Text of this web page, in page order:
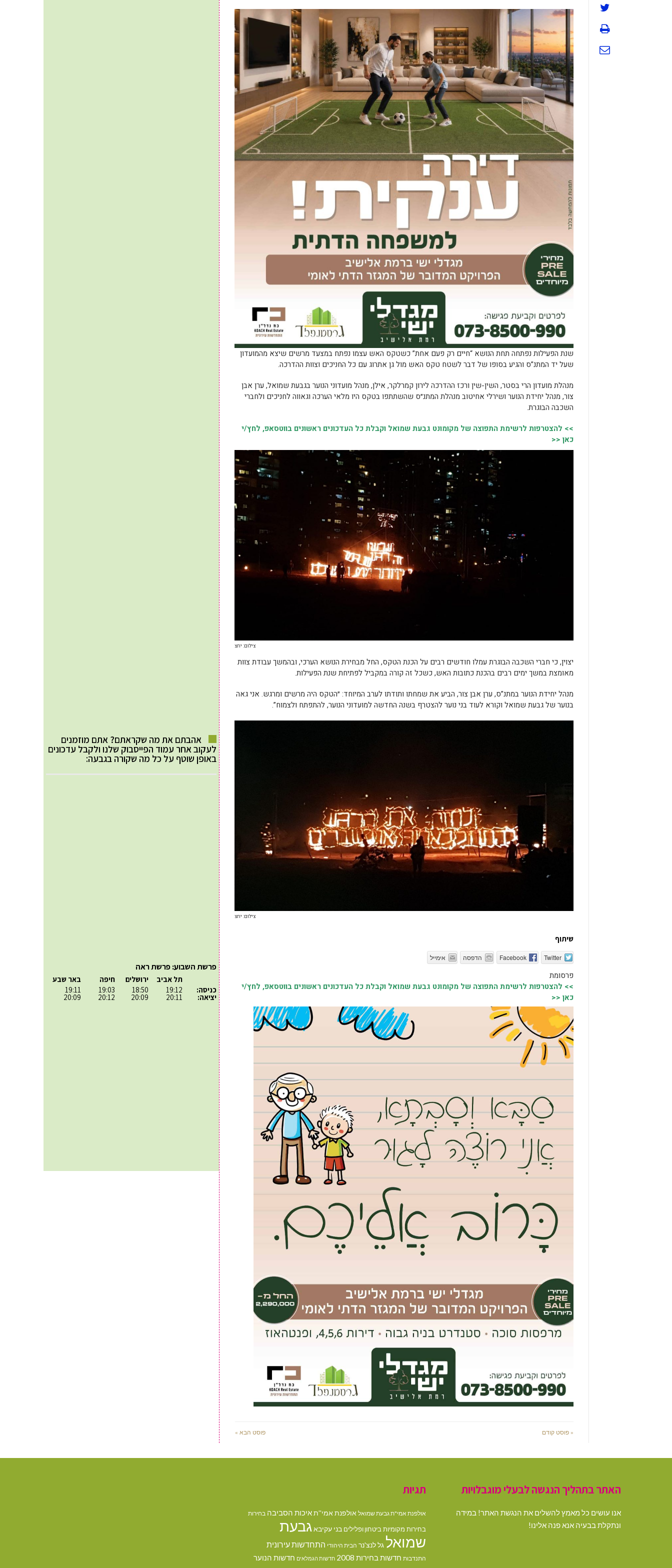
שנת הפעילות נפתחה תחת הנושא “חיים רק פעם אחת” כשטקס האש עצמו נפתח במצעד מרשים שיצא מהמועדון
שעל יד המתנ”ס והגיע בסופו של דבר לשטח טקס האש מול גן אתרוג עם כל החניכים וצוות ההדרכה.
מנהלת מועדון הרי בסטר, השין-שין ורכז ההדרכה לירון קמרלקר, אילן, מנהל מועדוני הנוער בגבעת שמואל, ערן אבן
צור, מנהל יחידת הנוער ושירלי אחיטוב מנהלת המתנ״ס שהשתתפו בטקס היו מלאי הערכה וגאווה לחניכים ולחברי
השכבה הבוגרת.
>> להצטרפות לרשימת התפוצה של מקומונט גבעת שמואל וקבלת כל העדכונים ראשונים בווטסאפ, לחץ/י
כאן <<
צילום: יחצ
יצוין, כי חברי השכבה הבוגרת עמלו חודשים רבים על הכנת הטקס, החל מבחירת הנושא הערכי, ובהמשך עבודת צוות
מאומצת במשך ימים רבים בהכנת כתובות האש, כשכל זה קורה במקביל לפתיחת שנת הפעילות.
מנהל יחידת הנוער במתנ”ס, ערן אבן צור, הביע את שמחתו ותודתו לערב המיוחד: ״הטקס היה מרשים ומרגש. אני גאה
בנוער של גבעת שמואל וקורא לעוד בני נוער להצטרף בשנה החדשה למועדוני הנוער, להתפתח ולצמוח”.
צילום: יחצ
שיתוף
Twitter
Facebook הדפסה אימייל
פרסומת
>> להצטרפות לרשימת התפוצה של מקומונט גבעת שמואל וקבלת כל העדכונים ראשונים בווטסאפ, לחץ/י
כאן <<
« פוסט קודם פוסט הבא »
אהבתם את מה שקראתם? אתם מוזמנים
לעקוב אחר עמוד הפייסבוק שלנו ולקבל עדכונים
באופן שוטף על כל מה שקורה בגבעה:
פרשת השבוע: פרשת ראה
כניסה:
יציאה:
תל אביב
19:12
20:11
ירושלים
18:50
20:09
חיפה
19:03
20:12
באר שבע
19:11
20:09
האתר בתהליך הנגשה לבעלי מוגבלויות
אנו עושים כל מאמץ להשלים את הנגשת האתר! במידה
ונתקלת בבעיה אנא פנה אלינו!
תגיות
אולפנת אמי"ת גבעת שמואל אולפנת אמי''תאיכות הסביבה בחירות
בחירות מקומיותביטחון ופלילים בני עקיבאגבעת
שמואל גל לנצ'נר הבית היהודי התחדשות עירונית
התנדבות חדשות בחירות 2008 חדשות הגמלאים חדשות הנוער